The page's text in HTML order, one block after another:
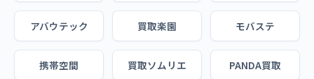
アバウテック 買取楽園 モバステ
携帯空間 買取ソムリエ PANDA買取